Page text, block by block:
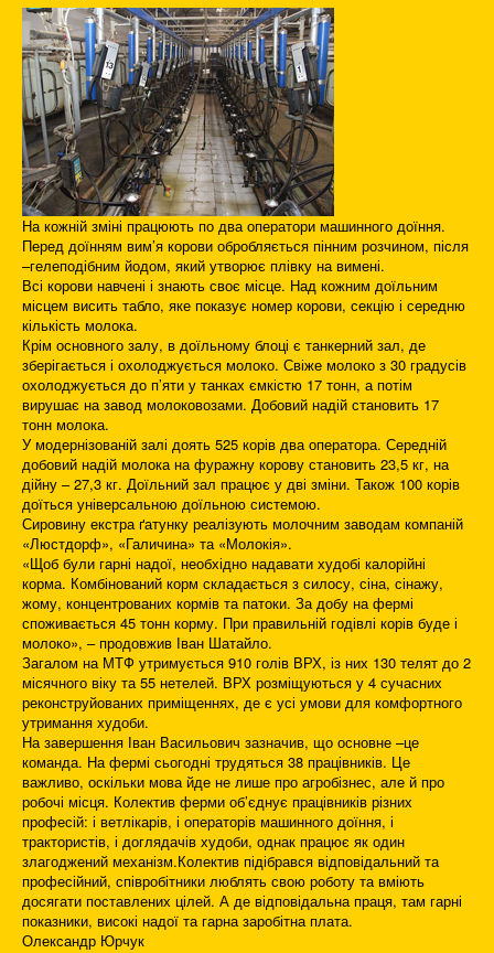
На кожній зміні працюють по два оператори машинного доїння.
Перед доїнням вим’я корови обробляється пінним розчином, після
–гелеподібним йодом, який утворює плівку на вимені.
Всі корови навчені і знають своє місце. Над кожним доїльним
місцем висить табло, яке показує номер корови, секцію і середню
кількість молока.
Крім основного залу, в доїльному блоці є танкерний зал, де
зберігається і охолоджується молоко. Свіже молоко з 30 градусів
охолоджується до п’яти у танках ємкістю 17 тонн, а потім
вирушає на завод молоковозами. Добовий надій становить 17
тонн молока.
У модернізованій залі доять 525 корів два оператора. Середній
добовий надій молока на фуражну корову становить 23,5 кг, на
дійну – 27,3 кг. Доїльний зал працює у дві зміни. Також 100 корів
доїться універсальною доїльною системою.
Сировину екстра ґатунку реалізують молочним заводам компаній
«Люстдорф», «Галичина» та «Молокія».
«Щоб були гарні надої, необхідно надавати худобі калорійні
корма. Комбінований корм складається з силосу, сіна, сінажу,
жому, концентрованих кормів та патоки. За добу на фермі
споживається 45 тонн корму. При правильній годівлі корів буде і
молоко», – продовжив Іван Шатайло.
Загалом на МТФ утримується 910 голів ВРХ, із них 130 телят до 2
місячного віку та 55 нетелей. ВРХ розміщуються у 4 сучасних
реконструйованих приміщеннях, де є усі умови для комфортного
утримання худоби.
На завершення Іван Васильович зазначив, що основне –це
команда. На фермі сьогодні трудяться 38 працівників. Це
важливо, оскільки мова йде не лише про агробізнес, але й про
робочі місця. Колектив ферми об’єднує працівників різних
професій: і ветлікарів, і операторів машинного доїння, і
трактористів, і доглядачів худоби, однак працює як один
злагоджений механізм.Колектив підібрався відповідальний та
професійний, співробітники люблять свою роботу та вміють
досягати поставлених цілей. А де відповідальна праця, там гарні
показники, високі надої та гарна заробітна плата.
Олександр Юрчук